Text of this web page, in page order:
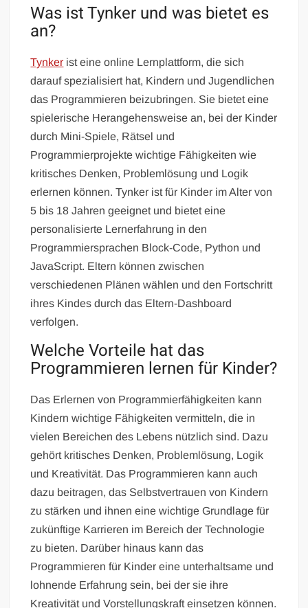
Was ist Tynker und was bietet es
an?
Tynker ist eine online Lernplattform, die sich
darauf spezialisiert hat, Kindern und Jugendlichen
das Programmieren beizubringen. Sie bietet eine
spielerische Herangehensweise an, bei der Kinder
durch Mini-Spiele, Rätsel und
Programmierprojekte wichtige Fähigkeiten wie
kritisches Denken, Problemlösung und Logik
erlernen können. Tynker ist für Kinder im Alter von
5 bis 18 Jahren geeignet und bietet eine
personalisierte Lernerfahrung in den
Programmiersprachen Block-Code, Python und
JavaScript. Eltern können zwischen
verschiedenen Plänen wählen und den Fortschritt
ihres Kindes durch das Eltern-Dashboard
verfolgen.
Welche Vorteile hat das
Programmieren lernen für Kinder?
Das Erlernen von Programmierfähigkeiten kann
Kindern wichtige Fähigkeiten vermitteln, die in
vielen Bereichen des Lebens nützlich sind. Dazu
gehört kritisches Denken, Problemlösung, Logik
und Kreativität. Das Programmieren kann auch
dazu beitragen, das Selbstvertrauen von Kindern
zu stärken und ihnen eine wichtige Grundlage für
zukünftige Karrieren im Bereich der Technologie
zu bieten. Darüber hinaus kann das
Programmieren für Kinder eine unterhaltsame und
lohnende Erfahrung sein, bei der sie ihre
Kreativität und Vorstellungskraft einsetzen können.